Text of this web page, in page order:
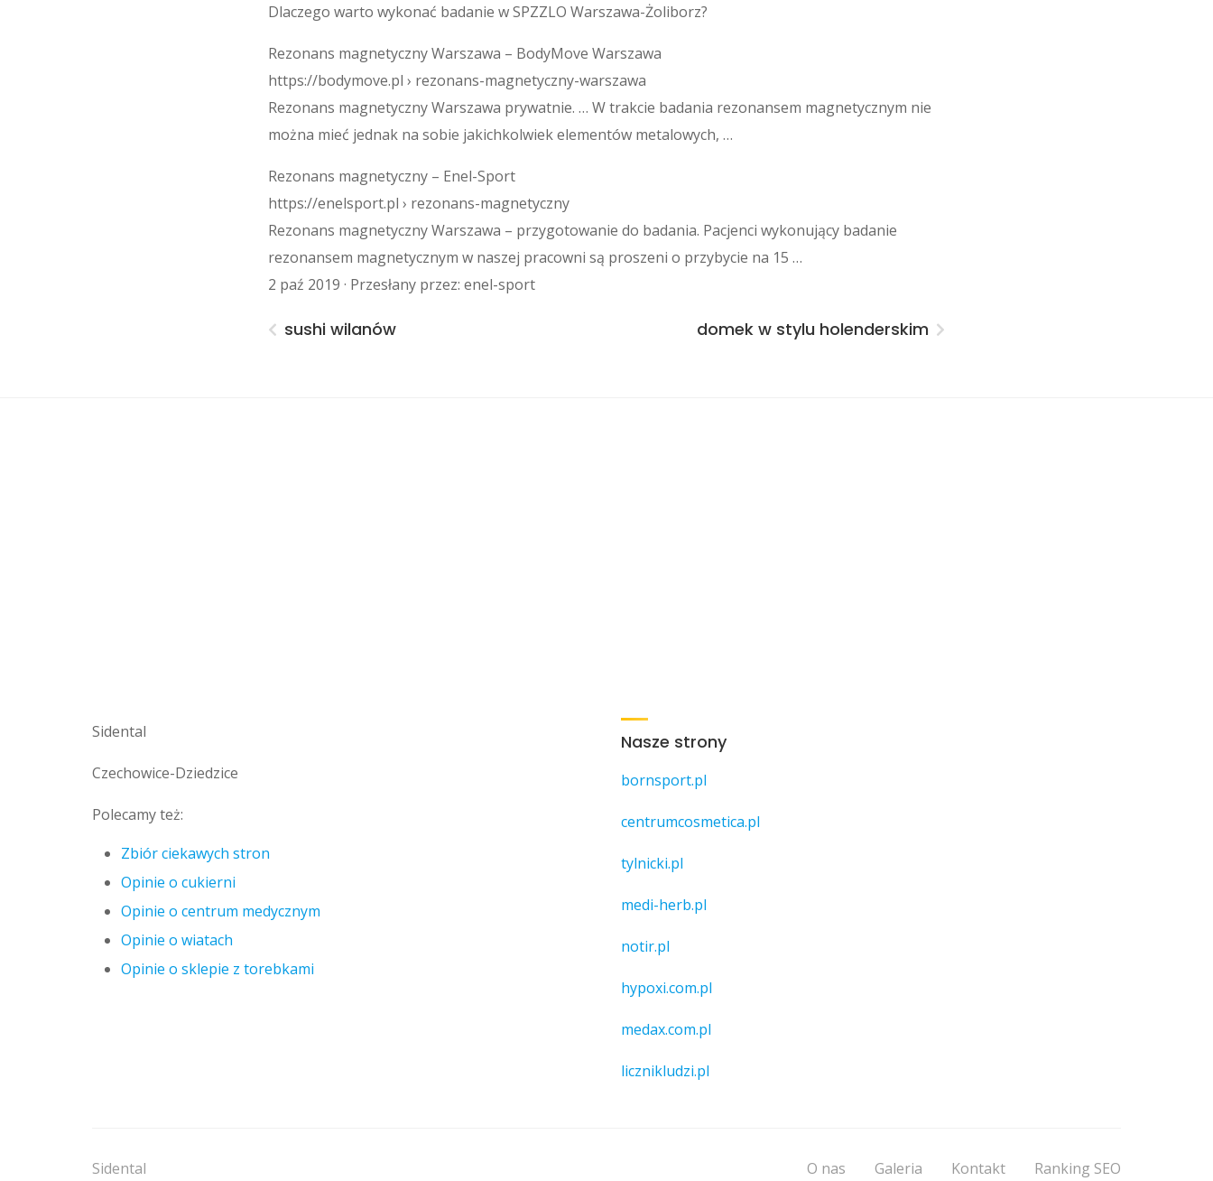
Dlaczego warto wykonać badanie w SPZZLO Warszawa-Żoliborz?
Rezonans magnetyczny Warszawa – BodyMove Warszawa
https://bodymove.pl › rezonans-magnetyczny-warszawa
Rezonans magnetyczny Warszawa prywatnie. … W trakcie badania rezonansem magnetycznym nie
można mieć jednak na sobie jakichkolwiek elementów metalowych, …
Rezonans magnetyczny – Enel-Sport
https://enelsport.pl › rezonans-magnetyczny
Rezonans magnetyczny Warszawa – przygotowanie do badania. Pacjenci wykonujący badanie
rezonansem magnetycznym w naszej pracowni są proszeni o przybycie na 15 …
2 paź 2019 · Przesłany przez: enel-sport
sushi wilanów domek w stylu holenderskim
Sidental
Czechowice-Dziedzice
Polecamy też:
Zbiór ciekawych stron
Opinie o cukierni
Opinie o centrum medycznym
Opinie o wiatach
Opinie o sklepie z torebkami
Nasze strony
bornsport.pl
centrumcosmetica.pl
tylnicki.pl
medi-herb.pl
notir.pl
hypoxi.com.pl
medax.com.pl
licznikludzi.pl
Sidental O nas Galeria Kontakt Ranking SEO